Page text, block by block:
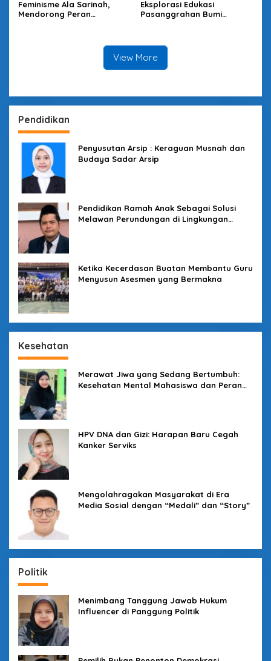
Feminisme Ala Sarinah,
Mendorong Peran
Eksplorasi Edukasi
Pasanggrahan Bumi
View More
Pendidikan
Penyusutan Arsip : Keraguan Musnah dan
Budaya Sadar Arsip
Pendidikan Ramah Anak Sebagai Solusi
Melawan Perundungan di Lingkungan
Ketika Kecerdasan Buatan Membantu Guru
Menyusun Asesmen yang Bermakna
Kesehatan
Merawat Jiwa yang Sedang Bertumbuh:
Kesehatan Mental Mahasiswa dan Peran
HPV DNA dan Gizi: Harapan Baru Cegah
Kanker Serviks
Mengolahragakan Masyarakat di Era
Media Sosial dengan “Medali” dan “Story”
Politik
Menimbang Tanggung Jawab Hukum
Influencer di Panggung Politik